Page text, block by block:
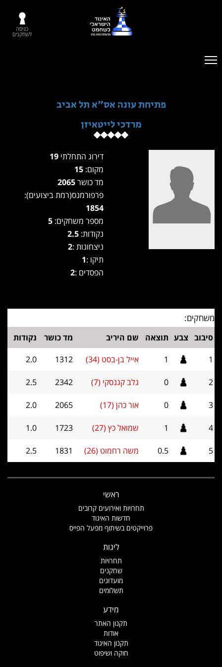
כניסה
לשחקנים
פתיחת עונה אס"א תל אביב
מרדכי לייטאיזן
דירוג התחלתי
מקום:
מד כושר
פרפורמנס(רמת ביצועים):
1854
מספר משחקים:
נקודות: 2.5
ניצחונות :2
תיקו :1
הפסדים :2
משחקים:
סיבוב צבע תוצאה שם היריב מד כושר
נקודות
1
1 אייל בן-בסט (34) 1312
2.0
2
0 גלב קגנסקי (7) 2342
2.5
3
0 אור כהן (17) 2065
2.0
4
1 שמואל כץ (27) 1723
1.0
5
0.5 משה רחמוט (26) 1831
2.5
ראשי
תחרויות ואירועים קרובים
חדשות האיגוד
פרוייקטים בשיתוף מפעל הפייס
ליגות
תחרויות
שחקנים
מועדונים
תשלומים
מידע
תקנון האתר
אודות
תקנון האיגוד
חוקה ושיפוט